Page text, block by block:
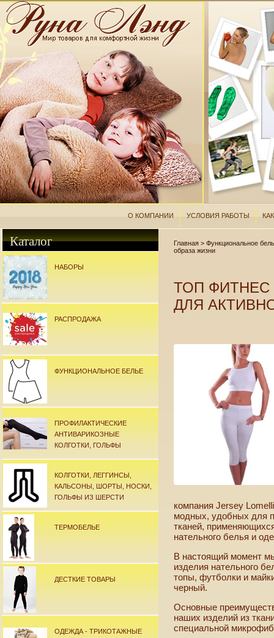
О КОМПАНИИ УСЛОВИЯ РАБОТЫ
Каталог
НАБОРЫ
РАСПРОДАЖА
ФУНКЦИОНАЛЬНОЕ БЕЛЬЕ
ПРОФИЛАКТИЧЕСКИЕ
АНТИВАРИКОЗНЫЕ
КОЛГОТКИ, ГОЛЬФЫ
КОЛГОТКИ, ЛЕГГИНСЫ,
КАЛЬСОНЫ, ШОРТЫ, НОСКИ,
ГОЛЬФЫ ИЗ ШЕРСТИ
ТЕРМОБЕЛЬЕ
ДЕСТКИЕ ТОВАРЫ
ОДЕЖДА - ТРИКОТАЖНЫЕ
Главная > Функциональное
образа жизни
ТОП
ДЛЯ
компания Jersey
модных, удобных для
тканей,
нательного белья и
В настоящий момент
изделия нательного
топы, футболки и
черный.
Основные
наших изделий из
специальной